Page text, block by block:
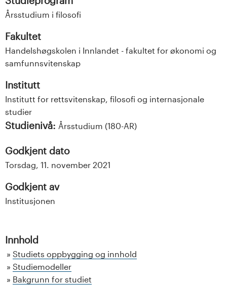
Årsstudium i filosofi
Fakultet
Handelshøgskolen i Innlandet - fakultet for økonomi og
samfunnsvitenskap
Institutt
Institutt for rettsvitenskap, filosofi og internasjonale
studier
Studienivå: Årsstudium (180-AR)
Godkjent dato
Torsdag, 11. november 2021
Godkjent av
Institusjonen
Innhold
Studiets oppbygging og innhold
Studiemodeller
Bakgrunn for studiet